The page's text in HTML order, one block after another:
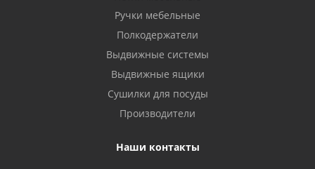
Ручки мебельные
Полкодержатели
Выдвижные системы
Выдвижные ящики
Сушилки для посуды
Производители
Наши контакты